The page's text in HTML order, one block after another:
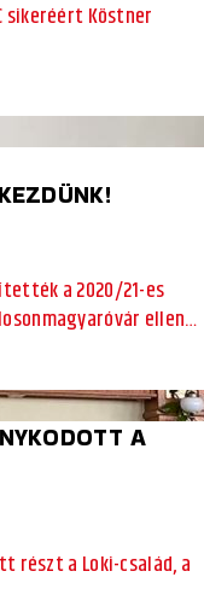
sikeréért Köstner
a 2020/21-es
ellen…
A
részt a Loki-család, a